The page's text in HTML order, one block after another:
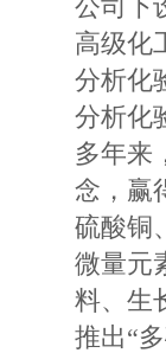
公司下
高级化
分析化
分析化
多年来
念，赢
硫酸铜
微量元
料、生
推出“